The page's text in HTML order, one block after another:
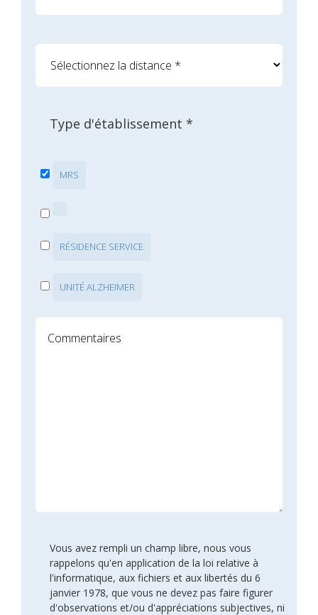
Type d'établissement *
MRS
RÉSIDENCE SERVICE
UNITÉ ALZHEIMER
Vous avez rempli un champ libre, nous vous
rappelons qu'en application de la loi relative à
l'informatique, aux fichiers et aux libertés du 6
janvier 1978, que vous ne devez pas faire figurer
d'observations et/ou d'appréciations subjectives, ni